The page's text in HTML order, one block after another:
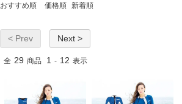
おすすめ順 価格順 新着順
< Prev Next >
全 29 商品 1 - 12 表示